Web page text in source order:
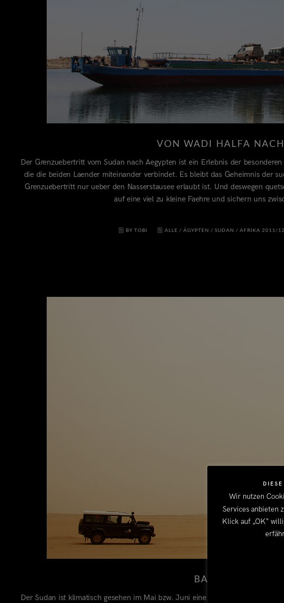
VON WADI HALFA
Der Grenzuebertritt vom Sudan nach Aegypten ist ein Erlebnis der
die die beiden Laender miteinander verbindet. Es bleibt das Geheimnis der
Grenzuebertritt nur ueber den Nasserstausee erlaubt ist. Und deswegen
auf eine viel zu kleine Faehre und sichern uns
BY TOBI ALLE /ÄGYPTEN /SUDAN /AFRIKA 2011/12
BACKOFEN
Der Sudan ist klimatisch gesehen im Mai bzw. Juni eine echte Folterkammer.
Wir nutzen
Services anbieten
Klick auf „OK“